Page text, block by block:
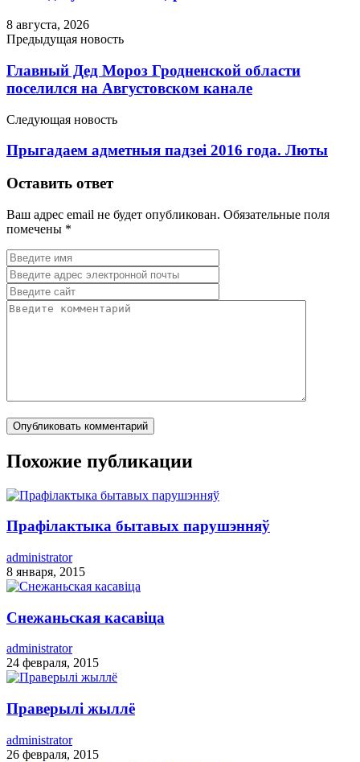
8 августа, 2026
Предыдущая новость
Главный Дед Мороз Гродненской области
поселился на Августовском канале
Следующая новость
Прыгадаем адметныя падзеі 2016 года. Люты
Оставить ответ
Ваш адрес email не будет опубликован. Обязательные поля
помечены *
Похожие публикации
Прафілактыка бытавых парушэнняў
administrator
8 января, 2015
Снежаньская касавіца
administrator
24 февраля, 2015
Праверылі жыллё
administrator
26 февраля, 2015